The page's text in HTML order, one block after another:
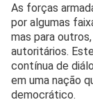
As forças
por algumas
mas para
autoritários.
contínua de
em uma nação
democrático.